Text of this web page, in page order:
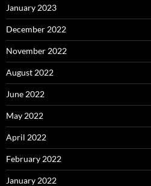
January 2023
December 2022
November 2022
August 2022
June 2022
May 2022
April 2022
February 2022
January 2022